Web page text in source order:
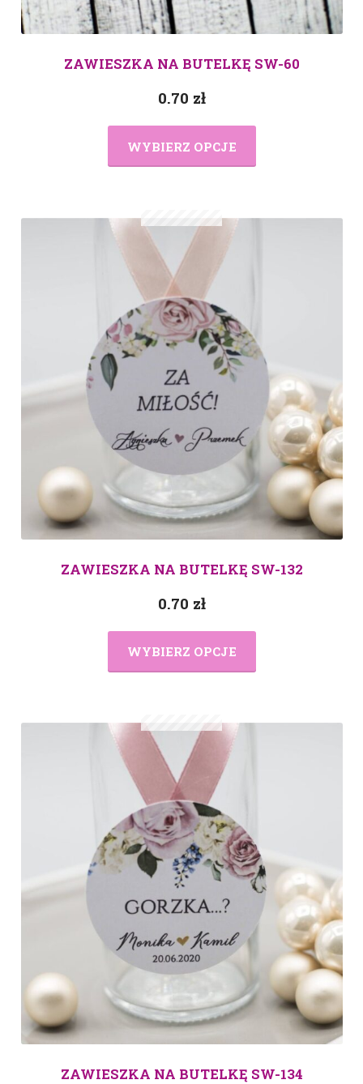
ZAWIESZKA NA BUTELKĘ SW-60
0.70 zł
WYBIERZ OPCJE
ZAWIESZKA NA BUTELKĘ SW-132
0.70 zł
WYBIERZ OPCJE
ZAWIESZKA NA BUTELKĘ SW-134